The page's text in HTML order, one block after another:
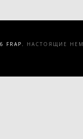
FRAP.
НАСТОЯЩИЕ